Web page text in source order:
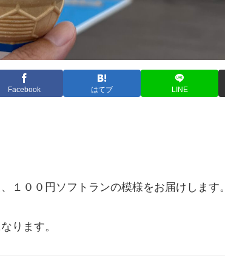
Facebook はてブ LINE
１００円ソフトランの模様をお届けします。
ります。